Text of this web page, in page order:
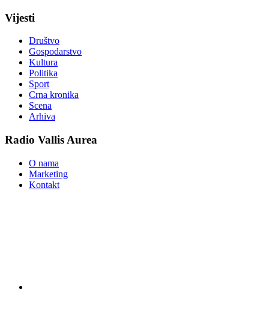
Vijesti
Društvo
Gospodarstvo
Kultura
Politika
Sport
Crna kronika
Scena
Arhiva
Radio Vallis Aurea
O nama
Marketing
Kontakt